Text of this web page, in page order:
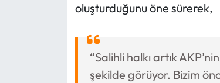
oluşturduğunu öne sürerek,
“Salihli halkı artık
şekilde görüyor. Bizim